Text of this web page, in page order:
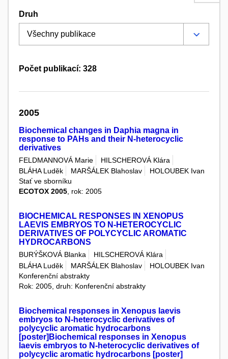
Druh
Počet publikací: 328
2005
Biochemical changes in Daphia magna in
response to PAHs and their N-heterocyclic
derivatives
FELDMANNOVÁ Marie
HILSCHEROVÁ Klára
BLÁHA Luděk
MARŠÁLEK Blahoslav
HOLOUBEK Ivan
Stať ve sborníku
ECOTOX 2005 , rok: 2005
BIOCHEMICAL RESPONSES IN XENOPUS
LAEVIS EMBRYOS TO N-HETEROCYCLIC
DERIVATIVES OF POLYCYCLIC AROMATIC
HYDROCARBONS
BURÝŠKOVÁ Blanka
HILSCHEROVÁ Klára
BLÁHA Luděk
MARŠÁLEK Blahoslav
HOLOUBEK Ivan
Konferenční abstrakty
Rok: 2005, druh: Konferenční abstrakty
Biochemical responses in Xenopus laevis
embryos to N-heterocyclic derivatives of
polycyclic aromatic hydrocarbons
[poster]Biochemical responses in Xenopus
laevis embryos to N-heterocyclic derivatives of
polycyclic aromatic hydrocarbons [poster]